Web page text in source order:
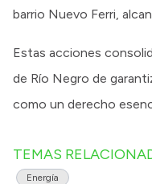
barrio Nuevo Ferri,
Estas acciones
de Río Negro de
como un derecho
TEMAS
Energía